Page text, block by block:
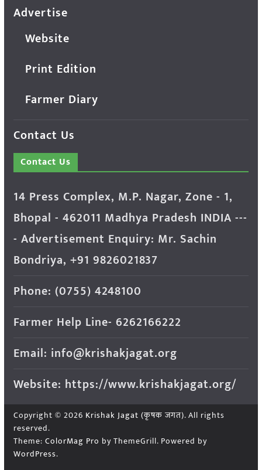
Advertise
Website
Print Edition
Farmer Diary
Contact Us
Contact Us
14 Press Complex, M.P. Nagar, Zone - 1,
Bhopal - 462011 Madhya Pradesh INDIA ---
- Advertisement Enquiry: Mr. Sachin
Bondriya, +91 9826021837
Phone: (0755) 4248100
Farmer Help Line- 6262166222
Email: info@krishakjagat.org
Website: https://www.krishakjagat.org/
Copyright © 2026 Krishak Jagat (कृषक जगत). All rights
reserved.
Theme: ColorMag Pro by ThemeGrill. Powered by
WordPress.